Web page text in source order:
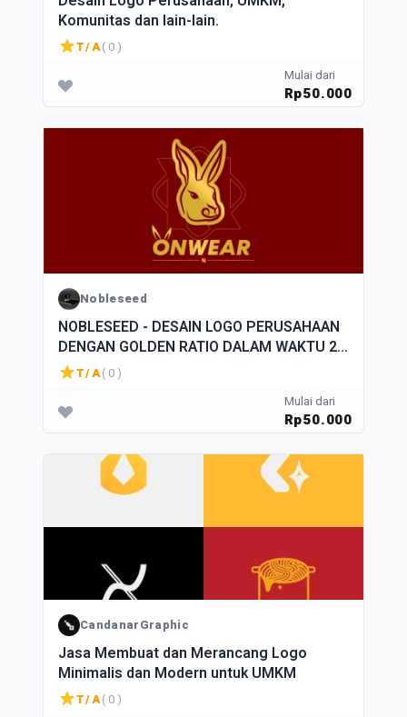
Komunitas dan lain-lain.
T/A( 0 )
Mulai dari
Rp50.000
Nobleseed
NOBLESEED - DESAIN LOGO PERUSAHAAN
DENGAN GOLDEN RATIO DALAM WAKTU 24
JAMT/A( 0 )
Mulai dari
Rp50.000
CandanarGraphic
Jasa Membuat dan Merancang Logo
Minimalis dan Modern untuk UMKM
T/A( 0 )